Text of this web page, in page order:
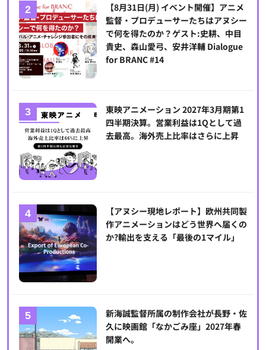
【8月31日(月) イベント開催】アニメ
監督・プロデューサーたちはアヌシー
で何を得たのか？ゲスト:史耕、中目
貴史、森山愛弓、安井洋輔 Dialogue
for BRANC #14
東映アニメーション 2027年3月期第1
四半期決算。営業利益は1Qとして過
去最高。海外売上比率はさらに上昇
【アヌシー現地レポート】欧州共同製
作アニメーションはどう世界へ届くの
か?輸出を支える「最後の1マイル」
新海誠監督所属の制作会社が長野・佐
久に映画館「なかごみ座」2027年春
開業へ。